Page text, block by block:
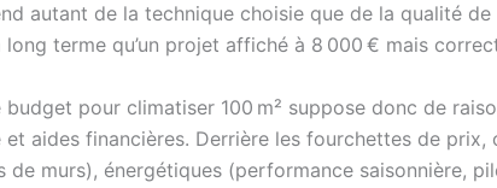
autant de la technique choisie que de la qualité
long terme qu’un projet affiché à 8 000 € mais
budget pour climatiser 100 m² suppose donc de
et aides financières. Derrière les fourchettes de
de murs), énergétiques (performance saisonnière,